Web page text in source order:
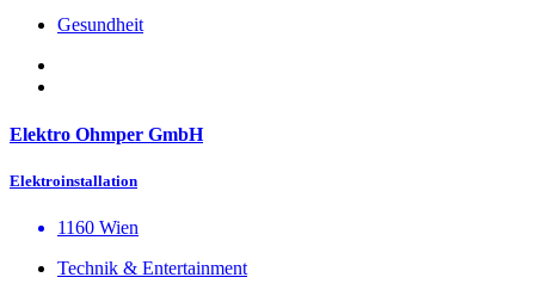
Gesundheit
Elektro Ohmper GmbH
Elektroinstallation
1160 Wien
Technik & Entertainment